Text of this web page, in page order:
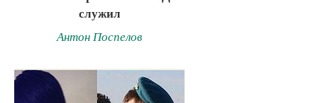
служил
Антон Поспелов